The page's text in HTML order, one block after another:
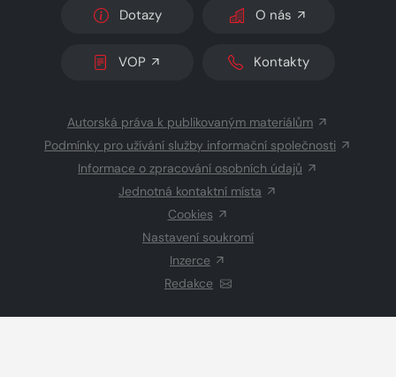
Dotazy O nás
VOP Kontakty
Autorská práva k publikovaným materiálům
Podmínky pro užívání služby informační společnosti
Informace o zpracování osobních údajů
Jednotná kontaktní místa
Cookies
Nastavení soukromí
Inzerce
Redakce